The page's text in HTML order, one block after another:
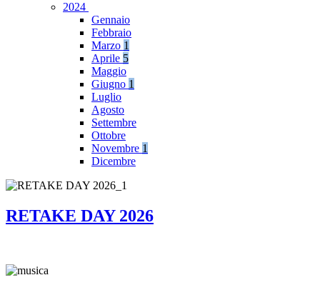
2024
Gennaio
Febbraio
Marzo 1
Aprile 5
Maggio
Giugno 1
Luglio
Agosto
Settembre
Ottobre
Novembre 1
Dicembre
RETAKE DAY 2026